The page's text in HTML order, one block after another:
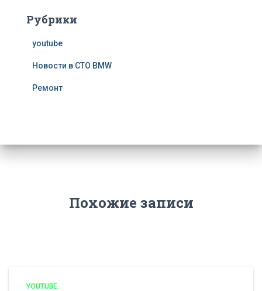
Рубрики
youtube
Новости в СТО BMW
Ремонт
Похожие записи
YOUTUBE